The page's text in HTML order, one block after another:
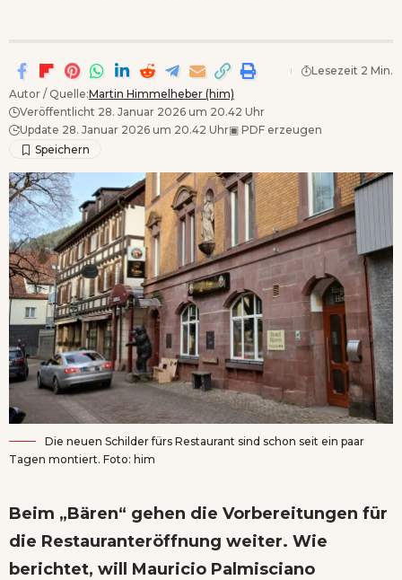
Autor / Quelle:Martin Himmelheber (him)
Veröffentlicht 28. Januar 2026 um 20.42 Uhr
Update 28. Januar 2026 um 20.42 Uhr▣ PDF erzeugen
Lesezeit 2 Min.
Die neuen Schilder fürs Restaurant sind schon seit ein paar
Tagen montiert. Foto: him
Beim „Bären“ gehen die Vorbereitungen für
die Restauranteröffnung weiter. Wie
berichtet, will Mauricio Palmisciano